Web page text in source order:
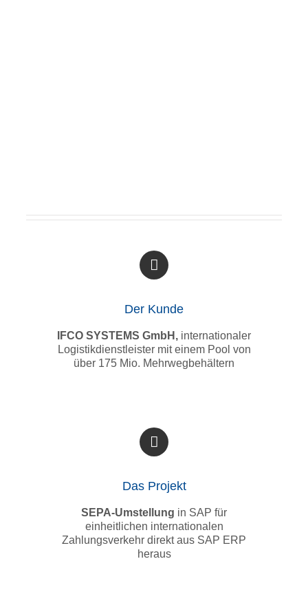
Der Kunde
IFCO SYSTEMS GmbH, internationaler
Logistikdienstleister mit einem Pool von
über 175 Mio. Mehrwegbehältern
Das Projekt
SEPA-Umstellung in SAP für
einheitlichen internationalen
Zahlungsverkehr direkt aus SAP ERP
heraus